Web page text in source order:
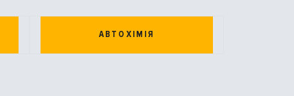
АВТОХІМІЯ